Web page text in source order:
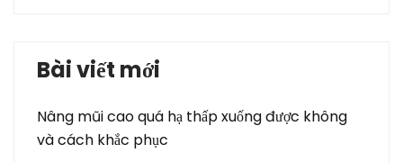
Bài viết mới
Nâng mũi cao quá hạ thấp xuống được không
và cách khắc phục